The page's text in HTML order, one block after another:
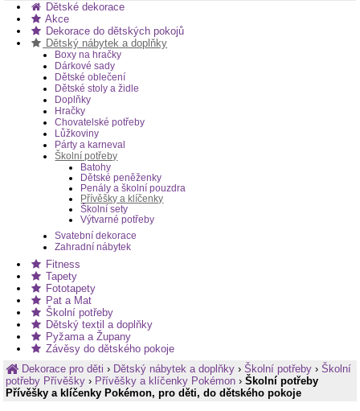
Dětské dekorace
Akce
Dekorace do dětských pokojů
Dětský nábytek a doplňky
Boxy na hračky
Dárkové sady
Dětské oblečení
Dětské stoly a židle
Doplňky
Hračky
Chovatelské potřeby
Lůžkoviny
Párty a karneval
Školní potřeby
Batohy
Dětské peněženky
Penály a školní pouzdra
Přívěšky a klíčenky
Školní sety
Výtvarné potřeby
Svatební dekorace
Zahradní nábytek
Fitness
Tapety
Fototapety
Pat a Mat
Školní potřeby
Dětský textil a doplňky
Pyžama a Župany
Závěsy do dětského pokoje
Dekorace pro děti› Dětský nábytek a doplňky ›Školní potřeby ›Školní
potřeby Přívěšky › Přívěšky a klíčenky Pokémon ›Školní potřeby
Přívěšky a klíčenky Pokémon, pro děti, do dětského pokoje